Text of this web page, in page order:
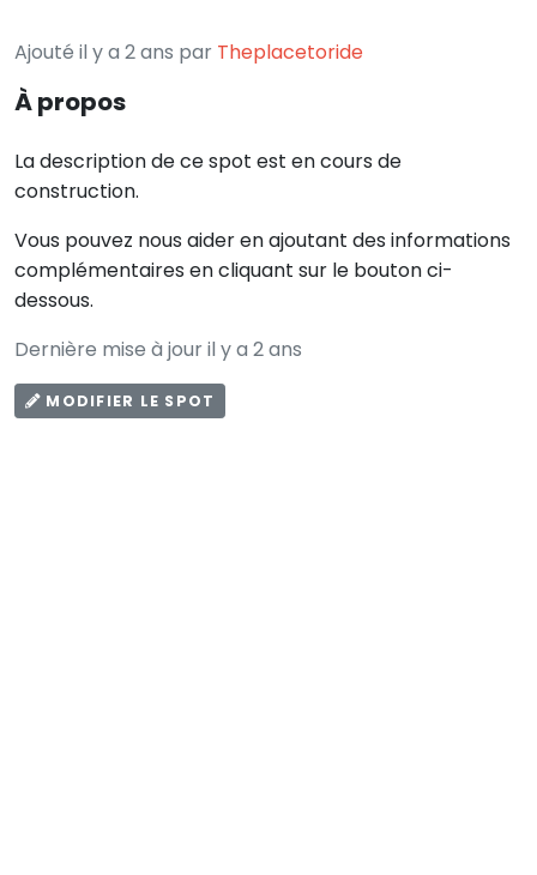
Ajouté il y a 2 ans par Theplacetoride
À propos
La description de ce spot est en cours de
construction.
Vous pouvez nous aider en ajoutant des informations
complémentaires en cliquant sur le bouton ci-
dessous.
Dernière mise à jour il y a 2 ans
MODIFIER LE SPOT